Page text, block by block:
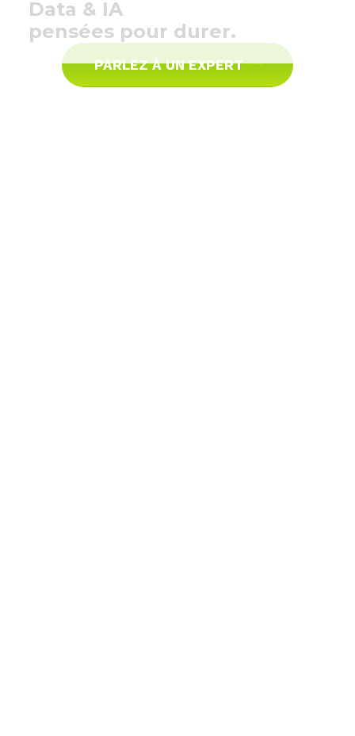
contentData & IA
pensées pour durer.
PARLEZ À UN EXPERT